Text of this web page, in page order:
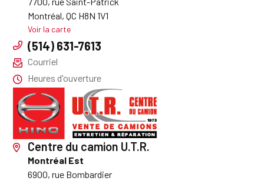
Montréal, QC H8N 1V1
Voir la carte
(514) 631-7613
Courriel
Heures d'ouverture
Centre du camion U.T.R.
Montréal Est
6900, rue Bombardier